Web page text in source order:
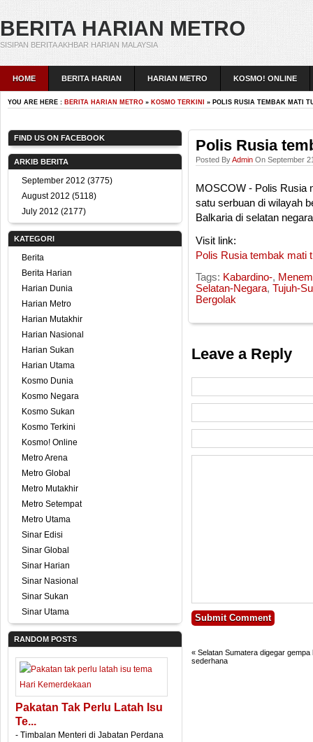
BERITA HARIAN METRO
SISIPAN BERITA AKHBAR HARIAN MALAYSIA
HOME BERITA HARIAN HARIAN METRO KOSMO! ONLINE
YOU ARE HERE : BERITA HARIAN METRO » KOSMO TERKINI » POLIS RUSIA TEMBAK MATI
FIND US ON FACEBOOK
ARKIB BERITA
September 2012 (3775)
August 2012 (5118)
July 2012 (2177)
KATEGORI
Berita
Berita Harian
Harian Dunia
Harian Metro
Harian Mutakhir
Harian Nasional
Harian Sukan
Harian Utama
Kosmo Dunia
Kosmo Negara
Kosmo Sukan
Kosmo Terkini
Kosmo! Online
Metro Arena
Metro Global
Metro Mutakhir
Metro Setempat
Metro Utama
Sinar Edisi
Sinar Global
Sinar Harian
Sinar Nasional
Sinar Sukan
Sinar Utama
RANDOM POSTS
Pakatan Tak Perlu Latah Isu
Te...
- Timbalan Menteri di Jabatan Perdana
Polis Rusia
Posted ByAdmin On September
MOSCOW - Polis Rusia
satu serbuan di wilayah
Balkaria di selatan
Visit link:
Polis Rusia tembak mati
Tags: Kabardino-,
Selatan-Negara, Tujuh-
Bergolak
Leave a Reply
« Selatan Sumatera digegar gempa
sederhana